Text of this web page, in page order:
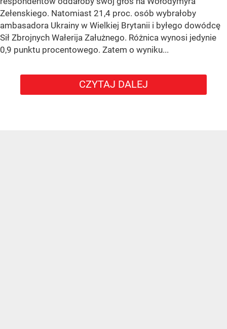
Zełenskiego. Natomiast 21,4 proc. osób wybrałoby
ambasadora Ukrainy w Wielkiej Brytanii i byłego dowódcę
Sił Zbrojnych Wałerija Załużnego. Różnica wynosi jedynie
0,9 punktu procentowego. Zatem o wyniku...
CZYTAJ DALEJ